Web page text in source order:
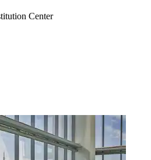
Center